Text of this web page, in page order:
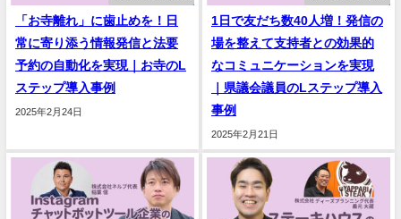
「お寺離れ」に歯止めを！日
常に寄り添う情報発信と法要
予約の自動化を実現｜お寺のL
ステップ導入事例
2025年2月24日
1日で友だち数40人増！発信の
場を整えて支持者との効果的
なコミュニケーションを実現
｜県議会議員のLステップ導入
事例
2025年2月21日